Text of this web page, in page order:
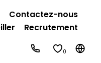
Contactez-nous
Recrutement
0